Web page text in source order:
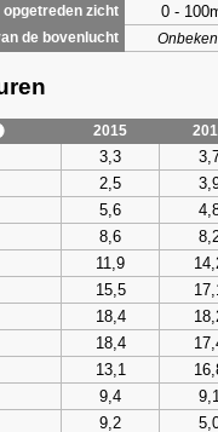
opgetreden zicht 0 -
de bovenlucht
2015
3,3
2,5
5,6
8,6
11,9
15,5
18,4
18,4
13,1
9,4
9,2